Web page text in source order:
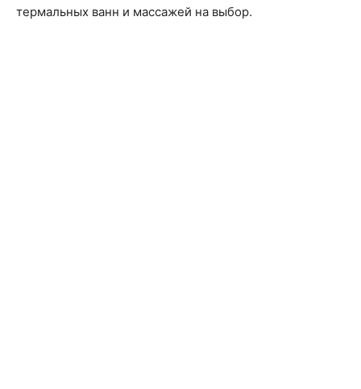
термальных ванн и массажей на выбор.